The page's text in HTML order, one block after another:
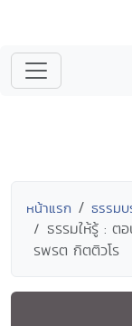
หน้าแรก ธรรม
ธรรมให้รู้ : ต
รพรต กิตติวโร